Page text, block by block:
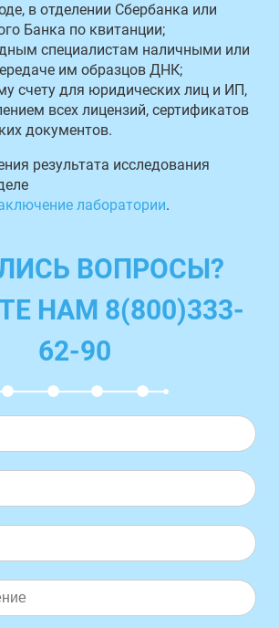
в отделении Сбербанка или
Банка по квитанции;
специалистам наличными или
им образцов ДНК;
счету для юридических лиц и ИП,
всех лицензий, сертификатов
документов.
результата исследования
лаборатории.
ВОПРОСЫ?
НАМ 8(800)333-
62-90